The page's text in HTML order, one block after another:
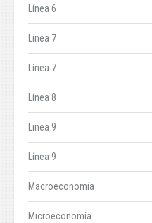
Línea 6
Línea 7
Línea 7
Línea 8
Linea 9
Línea 9
Macroeconomía
Microeconomía